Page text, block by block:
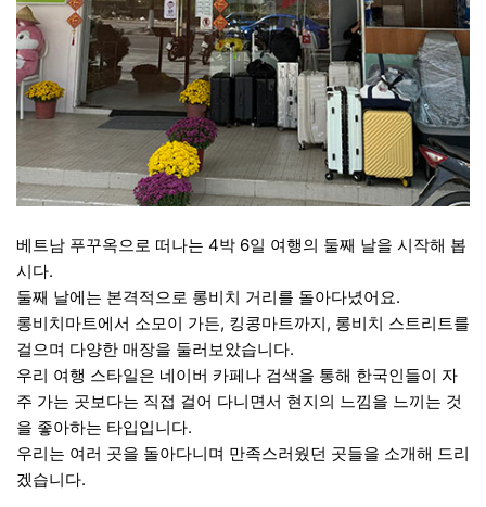
베트남 푸꾸옥으로 떠나는 4박 6일 여행의 둘째 날을 시작해 봅
시다.
둘째 날에는 본격적으로 롱비치 거리를 돌아다녔어요.
롱비치마트에서 소모이 가든, 킹콩마트까지, 롱비치 스트리트를
걸으며 다양한 매장을 둘러보았습니다.
우리 여행 스타일은 네이버 카페나 검색을 통해 한국인들이 자
주 가는 곳보다는 직접 걸어 다니면서 현지의 느낌을 느끼는 것
을 좋아하는 타입입니다.
우리는 여러 곳을 돌아다니며 만족스러웠던 곳들을 소개해 드리
겠습니다.